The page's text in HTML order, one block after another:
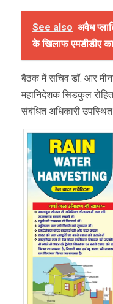
See also अवैध
के खिलाफ एमडीडीए
बैठक में सचिव डॉ. आर
महानिदेशक सिडकुल
संबंधित अधिकारी